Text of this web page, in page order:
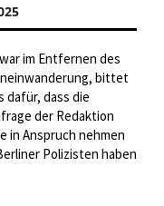
im Entfernen des
bittet
dafür, dass die
der Redaktion
in Anspruch nehmen
Polizisten haben